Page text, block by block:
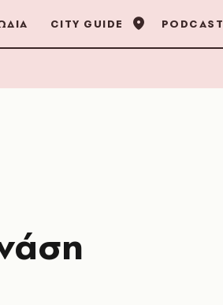
CITY GUIDE PODCAST